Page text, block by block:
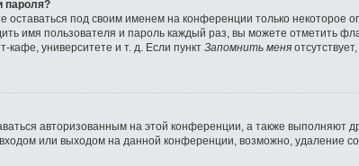
пароля?
оставаться под своим именем на конференции только некоторое
имя пользователя и пароль каждый раз, вы можете отметить
университете и т. д. Если пункт Запомнить меня
авторизованным на этой конференции, а также выполняют
или выходом на данной конференции, возможно, удаление